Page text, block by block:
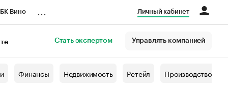
Вино Личный кабинет
Стать экспертом Управлять компанией
Финансы Недвижимость Ретейл Производство